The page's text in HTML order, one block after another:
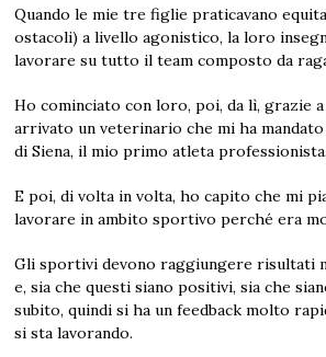
Quando le mie tre figlie praticavano
ostacoli) a livello agonistico, la loro
lavorare su tutto il team composto da
Ho cominciato con loro, poi, da lì, grazie
arrivato un veterinario che mi ha
di Siena, il mio primo atleta professionista.
E poi, di volta in volta, ho capito che mi
lavorare in ambito sportivo perché era
Gli sportivi devono raggiungere risultati
e, sia che questi siano positivi, sia che
subito, quindi si ha un feedback molto
si sta lavorando.